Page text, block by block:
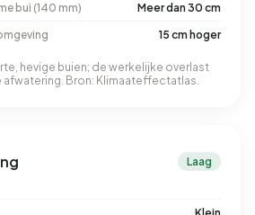
bui (140 mm)
Meer dan 30 cm
15 cm hoger
hevige buien; de werkelijke overlast
afwatering. Bron: Klimaateffectatlas.
Laag